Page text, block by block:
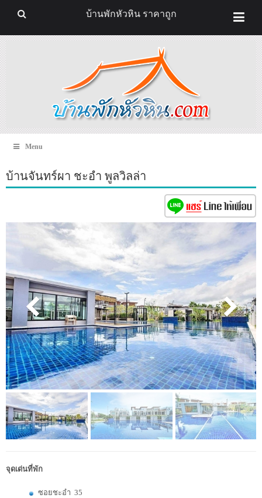
Menu
บ้านจันทร์ผา ชะอำ พูลวิลล่า
จุดเด่นที่พัก
ซอยชะอำ 35
บ้านพักหัวหิน ราคาถูก